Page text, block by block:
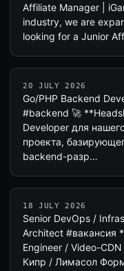
Affiliate Manager |
industry, we are
looking for a Junior
20 JULY 2026
Go/PHP Backend
#backend 🚀
Developer для
проекта,
backend-разр…
18 JULY 2026
Senior DevOps /
Architect #вакансия
Engineer / Video-
Кипр / Лимасол